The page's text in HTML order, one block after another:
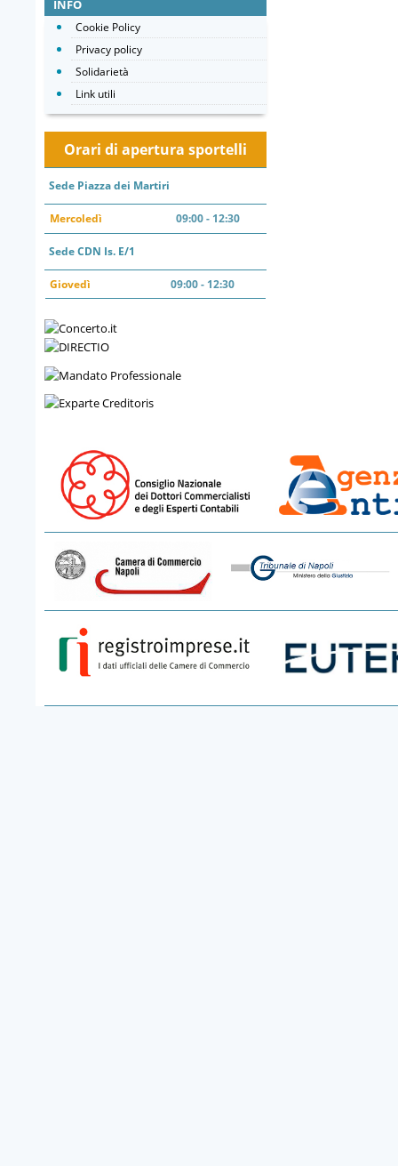
INFO
Cookie Policy
Privacy policy
Solidarietà
Link utili
Orari di apertura sportelli
Sede Piazza dei Martiri
Mercoledì 09:00 - 12:30
Sede CDN Is. E/1
Giovedì 09:00 - 12:30